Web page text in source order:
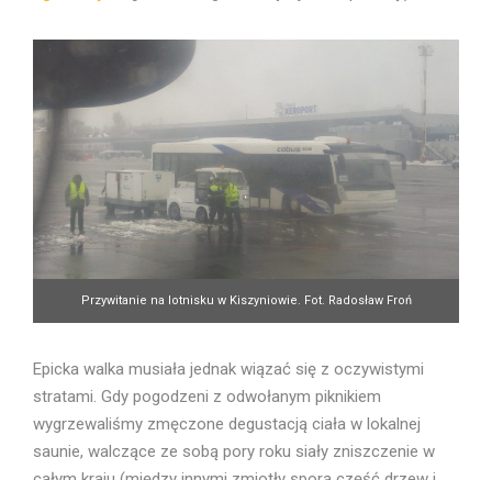
Przywitanie na lotnisku w Kiszyniowie. Fot. Radosław Froń
Epicka walka musiała jednak wiązać się z oczywistymi
stratami. Gdy pogodzeni z odwołanym piknikiem
wygrzewaliśmy zmęczone degustacją ciała w lokalnej
saunie, walczące ze sobą pory roku siały zniszczenie w